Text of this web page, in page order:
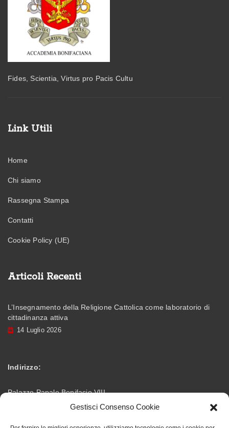
Gestisci Consenso Cookie
Fides, Scientia, Virtus pro Pacis Cultu
Link Utili
Home
Chi siamo
Rassegna Stampa
Contatti
Cookie Policy (UE)
Articoli Recenti
L’Insegnamento della Religione Cattolica come laboratorio di
cittadinanza attiva
14 Luglio 2026
Indirizzo:
Palazzo Papale Bonifacio VIII